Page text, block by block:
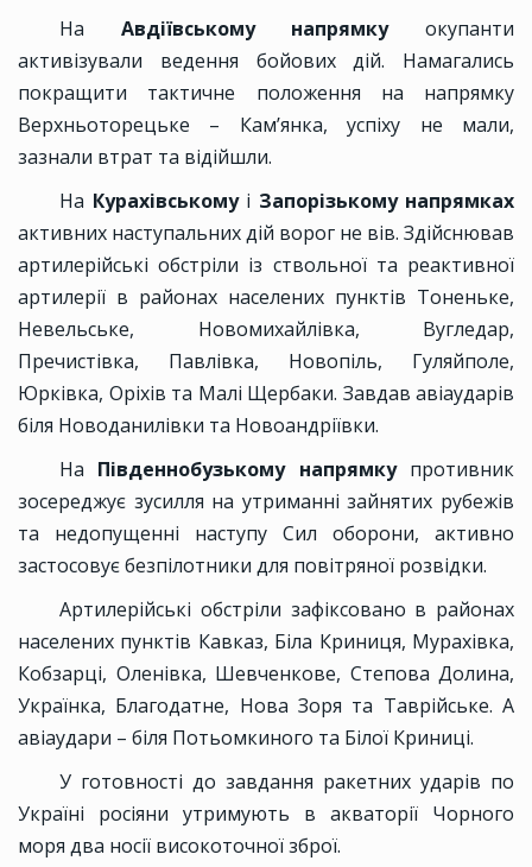
На Авдіївському напрямкуокупанти
активізували ведення бойових дій. Намагались
покращити тактичне положення на напрямку
Верхньоторецьке – Кам’янка, успіху не мали,
зазнали втрат та відійшли.
На Курахівському і Запорізькому напрямках
активних наступальних дій ворог не вів. Здійснював
артилерійські обстріли із ствольної та реактивної
артилерії в районах населених пунктів Тоненьке,
Невельське, Новомихайлівка, Вугледар,
Пречистівка, Павлівка, Новопіль, Гуляйполе,
Юрківка, Оріхів та Малі Щербаки. Завдав авіаударів
біля Новоданилівки та Новоандріївки.
На Південнобузькому напрямкупротивник
зосереджує зусилля на утриманні зайнятих рубежів
та недопущенні наступу Сил оборони, активно
застосовує безпілотники для повітряної розвідки.
Артилерійські обстріли зафіксовано в районах
населених пунктів Кавказ, Біла Криниця, Мурахівка,
Кобзарці, Оленівка, Шевченкове, Степова Долина,
Українка, Благодатне, Нова Зоря та Таврійське. А
авіаудари – біля Потьомкиного та Білої Криниці.
У готовності до завдання ракетних ударів по
Україні росіяни утримують в акваторії Чорного
моря два носії високоточної зброї.